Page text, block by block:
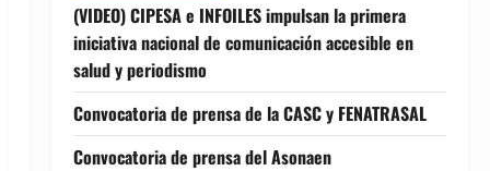
(VIDEO) CIPESA e INFOILES impulsan la primera
iniciativa nacional de comunicación accesible en
salud y periodismo
Convocatoria de prensa de la CASC y FENATRASAL
Convocatoria de prensa del Asonaen